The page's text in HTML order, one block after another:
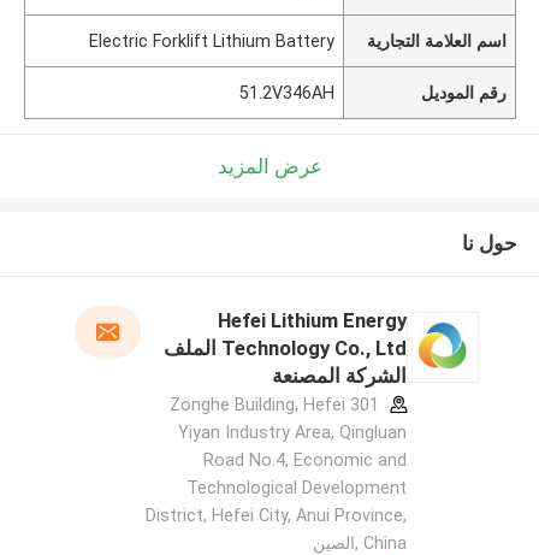
اسم العلامة التجارية Electric Forklift Lithium Battery
رقم الموديل 51.2V346AH
عرض المزيد
حول نا
Hefei Lithium Energy
Technology Co., Ltd الملف
الشركة المصنعة
301 Zonghe Building, Hefei
Yiyan Industry Area, Qingluan
Road No.4, Economic and
Technological Development
District, Hefei City, Anui Province,
China ,الصين